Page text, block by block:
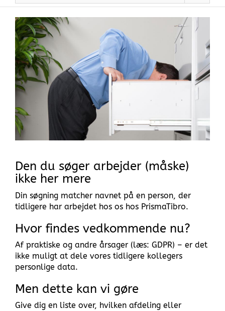
Den du søger arbejder (måske)
ikke her mere
Din søgning matcher navnet på en person, der
tidligere har arbejdet hos os hos PrismaTibro.
Hvor findes vedkommende nu?
Af praktiske og andre årsager (læs: GDPR) – er det
ikke muligt at dele vores tidligere kollegers
personlige data.
Men dette kan vi gøre
Give dig en liste over, hvilken afdeling eller